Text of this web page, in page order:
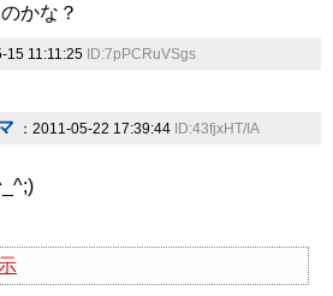
かな？
15 11:11:25 ID:7pPCRuVSgs
：2011-05-22 17:39:44 ID:43fjxHT/IA